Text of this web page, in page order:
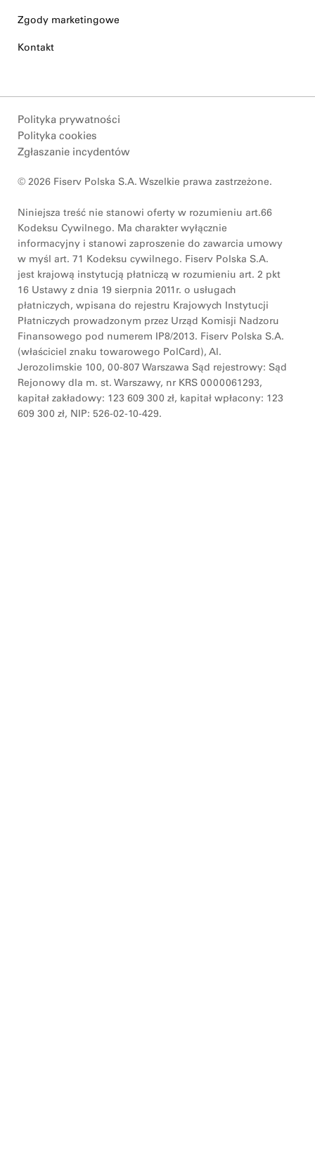
Zgody marketingowe
Kontakt
Polityka prywatności
Polityka cookies
Zgłaszanie incydentów
© 2026 Fiserv Polska S.A. Wszelkie prawa zastrzeżone.
Niniejsza treść nie stanowi oferty w rozumieniu art.66
Kodeksu Cywilnego. Ma charakter wyłącznie
informacyjny i stanowi zaproszenie do zawarcia umowy
w myśl art. 71 Kodeksu cywilnego. Fiserv Polska S.A.
jest krajową instytucją płatniczą w rozumieniu art. 2 pkt
16 Ustawy z dnia 19 sierpnia 2011r. o usługach
płatniczych, wpisana do rejestru Krajowych Instytucji
Płatniczych prowadzonym przez Urząd Komisji Nadzoru
Finansowego pod numerem IP8/2013. Fiserv Polska S.A.
(właściciel znaku towarowego PolCard), Al.
Jerozolimskie 100, 00-807 Warszawa Sąd rejestrowy: Sąd
Rejonowy dla m. st. Warszawy, nr KRS 0000061293,
kapitał zakładowy: 123 609 300 zł, kapitał wpłacony: 123
609 300 zł, NIP: 526-02-10-429.